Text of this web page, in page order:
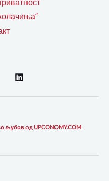
љубов од UPCONOMY.COM